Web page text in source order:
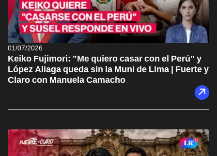
01/07/2026
Keiko Fujimori: "Me quiero casar con el Perú" y
López Aliaga queda sin la Muni de Lima | Fuerte y
Claro con Manuela Camacho